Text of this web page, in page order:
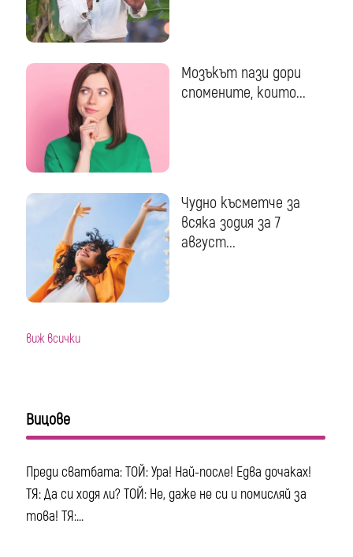
Мозъкът пази дори
спомените, които...
Чудно късметче за
всяка зодия за 7
август...
виж всички
Вицове
Преди сватбата: ТОЙ: Ура! Най-после! Едва дочаках!
ТЯ: Да си ходя ли? ТОЙ: Не, даже не си и помисляй за
това! ТЯ:...